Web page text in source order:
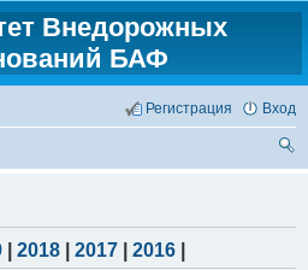
Внедорожных
БАФ
Вход
Регистрация
2018 2017 2016